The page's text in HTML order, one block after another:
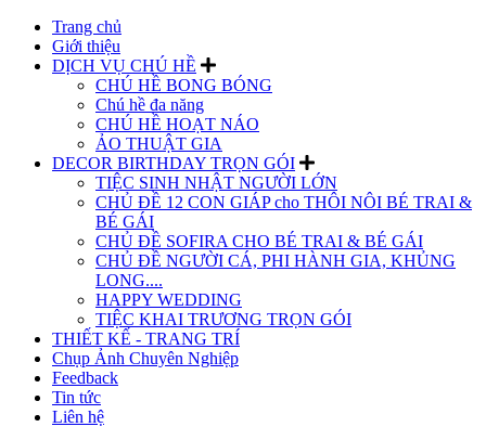
Trang chủ
Giới thiệu
DỊCH VỤ CHÚ HỀ
CHÚ HỀ BONG BÓNG
Chú hề đa năng
CHÚ HỀ HOẠT NÁO
ẢO THUẬT GIA
DECOR BIRTHDAY TRỌN GÓI
TIỆC SINH NHẬT NGƯỜI LỚN
CHỦ ĐỀ 12 CON GIÁP cho THÔI NÔI BÉ TRAI &
BÉ GÁI
CHỦ ĐỀ SOFIRA CHO BÉ TRAI & BÉ GÁI
CHỦ ĐỀ NGƯỜI CÁ, PHI HÀNH GIA, KHỦNG
LONG....
HAPPY WEDDING
TIỆC KHAI TRƯƠNG TRỌN GÓI
THIẾT KẾ - TRANG TRÍ
Chụp Ảnh Chuyên Nghiệp
Feedback
Tin tức
Liên hệ